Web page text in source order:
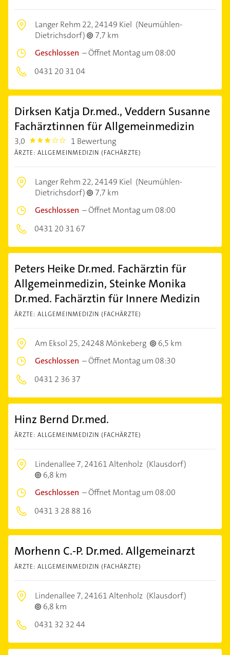
Langer Rehm 22,24149 Kiel (Neumühlen-
Dietrichsdorf)
7,7 km
Geschlossen –Öffnet Montag um 08:00
0431 20 31 04
Dirksen Katja Dr.med., Veddern Susanne
Fachärztinnen für Allgemeinmedizin
3,0 3.0 1 Bewertung
ÄRZTE: ALLGEMEINMEDIZIN (FACHÄRZTE)
Langer Rehm 22,24149 Kiel (Neumühlen-
Dietrichsdorf)
7,7 km
Geschlossen –Öffnet Montag um 08:00
0431 20 31 67
Peters Heike Dr.med. Fachärztin für
Allgemeinmedizin, Steinke Monika
Dr.med. Fachärztin für Innere Medizin
ÄRZTE: ALLGEMEINMEDIZIN (FACHÄRZTE)
Am Eksol 25,24248 Mönkeberg
6,5 km
Geschlossen –Öffnet Montag um 08:30
0431 2 36 37
Hinz Bernd Dr.med.
ÄRZTE: ALLGEMEINMEDIZIN (FACHÄRZTE)
Lindenallee 7,24161 Altenholz (Klausdorf)
6,8 km
Geschlossen –Öffnet Montag um 08:00
0431 3 28 88 16
Morhenn C.-P. Dr.med. Allgemeinarzt
ÄRZTE: ALLGEMEINMEDIZIN (FACHÄRZTE)
Lindenallee 7,24161 Altenholz (Klausdorf)
6,8 km
0431 32 32 44